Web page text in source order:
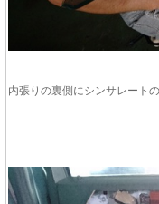
内張りの裏側にシンサレート